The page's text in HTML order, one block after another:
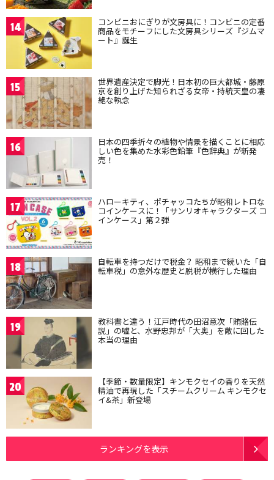
14 コンビニおにぎりが文房具に！コンビニの定番
商品をモチーフにした文房具シリーズ『ジムマ
ート』誕生
15 世界遺産決定で脚光！日本初の巨大都城・藤原
京を創り上げた知られざる女帝・持統天皇の凄
絶な執念
16 日本の四季折々の植物や情景を描くことに相応
しい色を集めた水彩色鉛筆『色辞典』が新発
売！
17 ハローキティ、ポチャッコたちが昭和レトロな
コインケースに！「サンリオキャラクターズ コ
インケース」第２弾
18 自転車を持つだけで税金？ 昭和まで続いた「自
転車税」の意外な歴史と脱税が横行した理由
19 教科書と違う！江戸時代の田沼意次「賄賂伝
説」の嘘と、水野忠邦が「大奥」を敵に回した
本当の理由
20 【季節・数量限定】キンモクセイの香りを天然
精油で再現した「スチームクリーム キンモクセ
イ&茶」新登場
ランキングを表示